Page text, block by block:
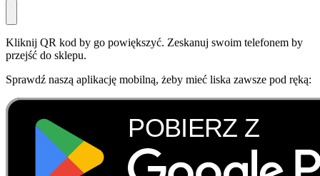
Kliknij QR kod by go powiększyć. Zeskanuj swoim telefonem by
przejść do sklepu.
Sprawdź naszą aplikację mobilną, żeby mieć liska zawsze pod ręką: